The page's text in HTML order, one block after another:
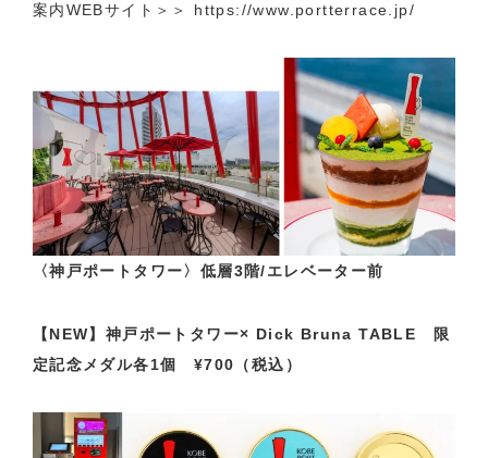
案内WEBサイト＞＞ https://www.portterrace.jp/
〈神戸ポートタワー〉低層3階/エレベーター前
【NEW】神戸ポートタワー× Dick Bruna TABLE 限
定記念メダル各1個 ¥700（税込）